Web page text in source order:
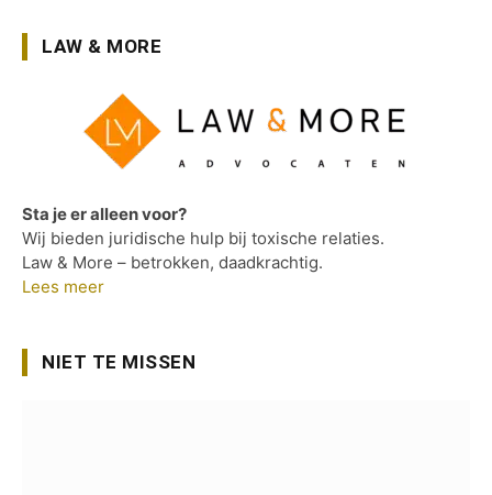
LAW & MORE
Sta je er alleen voor?
Wij bieden juridische hulp bij toxische relaties.
Law & More – betrokken, daadkrachtig.
Lees meer
NIET TE MISSEN